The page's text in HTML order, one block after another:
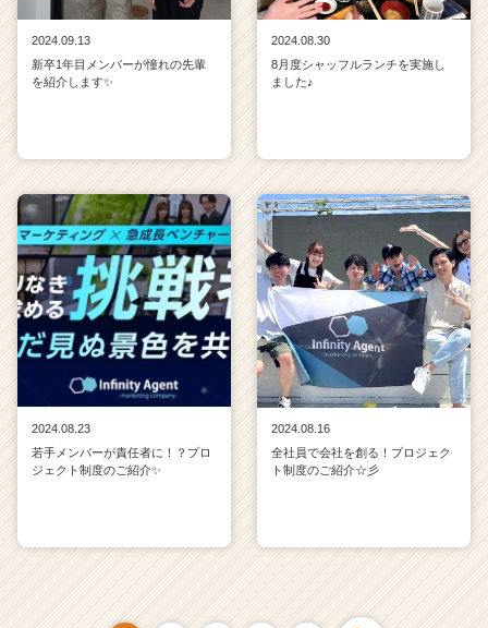
2024.09.13
新卒1年目メンバーが憧れの先輩
を紹介します✨
2024.08.30
8月度シャッフルランチを実施し
ました♪
2024.08.23
若手メンバーが責任者に！？プロ
ジェクト制度のご紹介✨
2024.08.16
全社員で会社を創る！プロジェク
ト制度のご紹介☆彡